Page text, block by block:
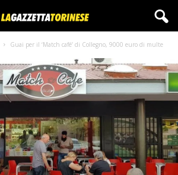
Guai per il ‘Match café’ di Collegno, 9000 euro di multe